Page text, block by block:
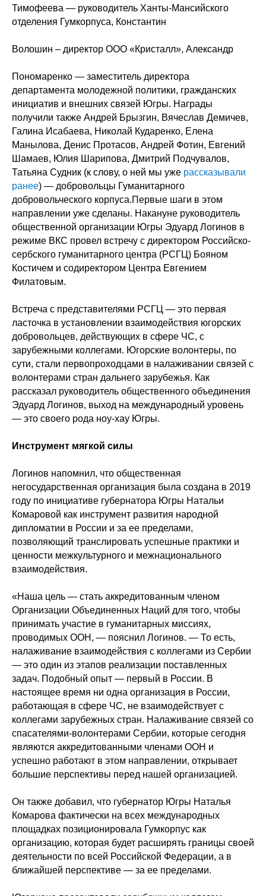
Тимофеева — руководитель Ханты-Мансийского
отделения Гумкорпуса, Константин
Волошин – директор ООО «Кристалл», Александр
Пономаренко — заместитель директора
департамента молодежной политики, гражданских
инициатив и внешних связей Югры. Награды
получили также Андрей Брызгин, Вячеслав Демичев,
Галина Исабаева, Николай Кударенко, Елена
Манылова, Денис Протасов, Андрей Фотин, Евгений
Шамаев, Юлия Шарипова, Дмитрий Подчувалов,
Татьяна Судник (к слову, о ней мы уже рассказывали
ранее) — добровольцы Гуманитарного
добровольческого корпуса.Первые шаги в этом
направлении уже сделаны. Накануне руководитель
общественной организации Югры Эдуард Логинов в
режиме ВКС провел встречу с директором Российско-
сербского гуманитарного центра (РСГЦ) Бояном
Костичем и содиректором Центра Евгением
Филатовым.
Встреча с представителями РСГЦ — это первая
ласточка в установлении взаимодействия югорских
добровольцев, действующих в сфере ЧС, с
зарубежными коллегами. Югорские волонтеры, по
сути, стали первопроходцами в налаживании связей с
волонтерами стран дальнего зарубежья. Как
рассказал руководитель общественного объединения
Эдуард Логинов, выход на международный уровень
— это своего рода ноу-хау Югры.
Инструмент мягкой силы
Логинов напомнил, что общественная
негосударственная организация была создана в 2019
году по инициативе губернатора Югры Натальи
Комаровой как инструмент развития народной
дипломатии в России и за ее пределами,
позволяющий транслировать успешные практики и
ценности межкультурного и межнационального
взаимодействия.
«Наша цель — стать аккредитованным членом
Организации Объединенных Наций для того, чтобы
принимать участие в гуманитарных миссиях,
проводимых ООН, — пояснил Логинов. — То есть,
налаживание взаимодействия с коллегами из Сербии
— это один из этапов реализации поставленных
задач. Подобный опыт — первый в России. В
настоящее время ни одна организация в России,
работающая в сфере ЧС, не взаимодействует с
коллегами зарубежных стран. Налаживание связей со
спасателями-волонтерами Сербии, которые сегодня
являются аккредитованными членами ООН и
успешно работают в этом направлении, открывает
большие перспективы перед нашей организацией.
Он также добавил, что губернатор Югры Наталья
Комарова фактически на всех международных
площадках позиционировала Гумкорпус как
организацию, которая будет расширять границы своей
деятельности по всей Российской Федерации, а в
ближайшей перспективе — за ее пределами.